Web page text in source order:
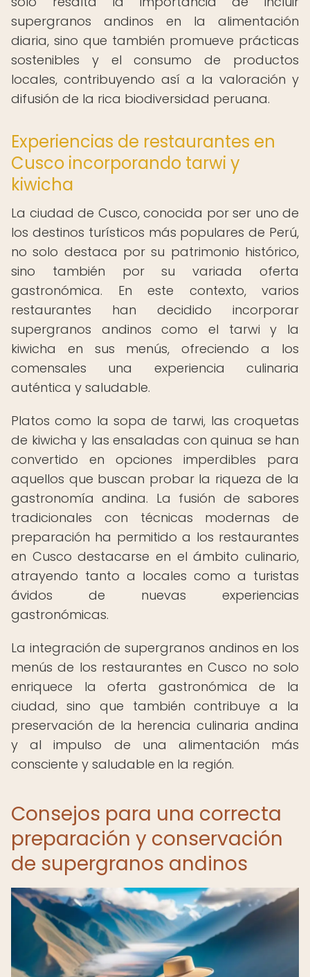
supergranos andinos en la alimentación
diaria, sino que también promueve prácticas
sostenibles y el consumo de productos
locales, contribuyendo así a la valoración y
difusión de la rica biodiversidad peruana.
Experiencias de restaurantes en
Cusco incorporando tarwi y
kiwicha
La ciudad de Cusco, conocida por ser uno de
los destinos turísticos más populares de Perú,
no solo destaca por su patrimonio histórico,
sino también por su variada oferta
gastronómica. En este contexto, varios
restaurantes han decidido incorporar
supergranos andinos como el tarwi y la
kiwicha en sus menús, ofreciendo a los
comensales una experiencia culinaria
auténtica y saludable.
Platos como la sopa de tarwi, las croquetas
de kiwicha y las ensaladas con quinua se han
convertido en opciones imperdibles para
aquellos que buscan probar la riqueza de la
gastronomía andina. La fusión de sabores
tradicionales con técnicas modernas de
preparación ha permitido a los restaurantes
en Cusco destacarse en el ámbito culinario,
atrayendo tanto a locales como a turistas
ávidos de nuevas experiencias
gastronómicas.
La integración de supergranos andinos en los
menús de los restaurantes en Cusco no solo
enriquece la oferta gastronómica de la
ciudad, sino que también contribuye a la
preservación de la herencia culinaria andina
y al impulso de una alimentación más
consciente y saludable en la región.
Consejos para una correcta
preparación y conservación
de supergranos andinos